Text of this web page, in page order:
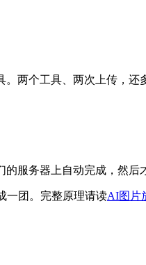
两个工具、两次上传，还
服务器上自动完成，然后
一团。完整原理请读AI图片